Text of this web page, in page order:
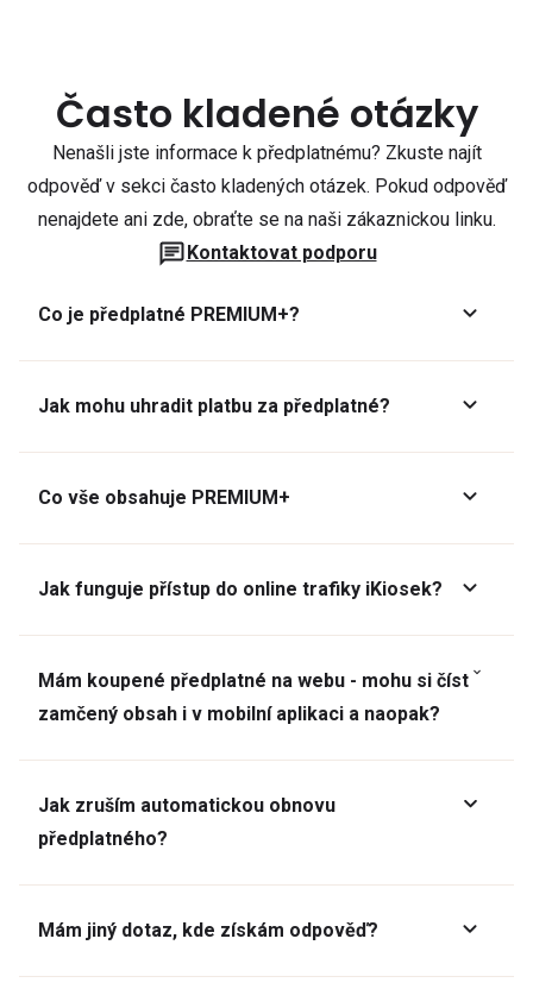
Často kladené otázky
Nenašli jste informace k předplatnému? Zkuste najít
odpověď v sekci často kladených otázek. Pokud odpověď
nenajdete ani zde, obraťte se na naši zákaznickou linku.
Kontaktovat podporu
Co je předplatné PREMIUM+?
Jak mohu uhradit platbu za předplatné?
Co vše obsahuje PREMIUM+
Jak funguje přístup do online trafiky iKiosek?
Mám koupené předplatné na webu - mohu si číst
zamčený obsah i v mobilní aplikaci a naopak?
Jak zruším automatickou obnovu
předplatného?
Mám jiný dotaz, kde získám odpověď?